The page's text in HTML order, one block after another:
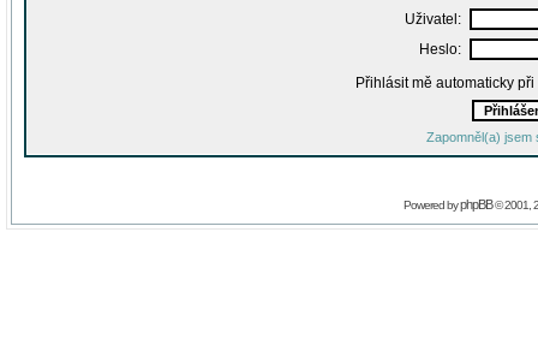
Uživatel:
Heslo:
Přihlásit mě automaticky
Zapomněl(a) jsem
Powered byphpBB© 2001,